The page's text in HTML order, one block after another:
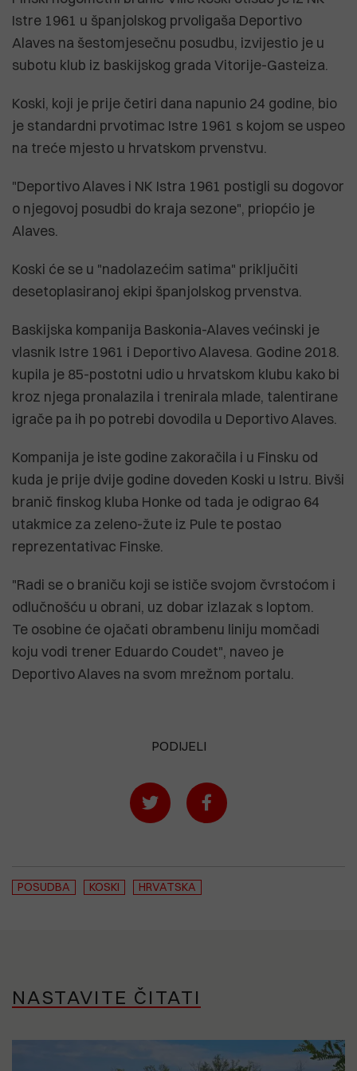
Istre 1961 u španjolskog prvoligaša Deportivo
Alaves na šestomjesečnu posudbu, izvijestio je u
subotu klub iz baskijskog grada Vitorije-Gasteiza.
Koski, koji je prije četiri dana napunio 24 godine, bio
je standardni prvotimac Istre 1961 s kojom se uspeo
na treće mjesto u hrvatskom prvenstvu.
"Deportivo Alaves i NK Istra 1961 postigli su dogovor
o njegovoj posudbi do kraja sezone", priopćio je
Alaves.
Koski će se u "nadolazećim satima" priključiti
desetoplasiranoj ekipi španjolskog prvenstva.
Baskijska kompanija Baskonia-Alaves većinski je
vlasnik Istre 1961 i Deportivo Alavesa. Godine 2018.
kupila je 85-postotni udio u hrvatskom klubu kako bi
kroz njega pronalazila i trenirala mlade, talentirane
igrače pa ih po potrebi dovodila u Deportivo Alaves.
Kompanija je iste godine zakoračila i u Finsku od
kuda je prije dvije godine doveden Koski u Istru. Bivši
branič finskog kluba Honke od tada je odigrao 64
utakmice za zeleno-žute iz Pule te postao
reprezentativac Finske.
"Radi se o braniču koji se ističe svojom čvrstoćom i
odlučnošću u obrani, uz dobar izlazak s loptom.
Te osobine će ojačati obrambenu liniju momčadi
koju vodi trener Eduardo Coudet", naveo je
Deportivo Alaves na svom mrežnom portalu.
PODIJELI
POSUDBA KOSKI HRVATSKA
NASTAVITE ČITATI